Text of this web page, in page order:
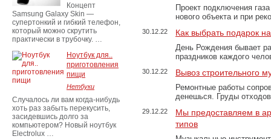
Проект подключения
нового объекта и при
30.12.22 Как выбрать подарок
День Рождения бывает
праздников каждого
30.12.22 Вывоз строительного
Ремонтные работы
денешься. Груды
29.12.22
Мы предоставляем в
типов
Концепт
Samsung Galaxy Skin —
супертонкий и гибкий телефон,
который можно скрутить
практически в трубочку. …
Ноутбук для..
приготовления
пищи
Нетбуки
Случалось ли вам когда-нибудь
хоть раз забыть перекусить,
засидевшись долго за
компьютером? Новый ноутбук
Electrolux …